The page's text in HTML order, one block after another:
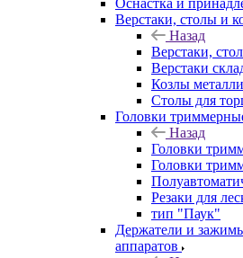
Оснастка и
Верстаки, столы и
Назад
Верстаки,
Верстаки
Козлы
Столы для
Головки
Назад
Головки
Головки
Резаки для
тип "Паук"
Держатели и
аппаратов